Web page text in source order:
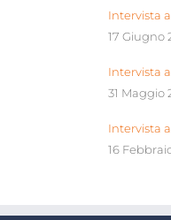
Intervista
17 Giugno
Intervista
31 Maggio
Intervista
16